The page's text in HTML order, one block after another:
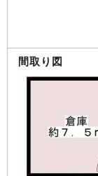
間取り図